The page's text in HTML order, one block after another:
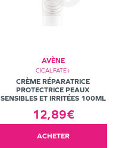
AVÈNE
CICALFATE+
CRÈME RÉPARATRICE
PROTECTRICE PEAUX
SENSIBLES ET IRRITÉES 100ML
12,89€
ACHETER